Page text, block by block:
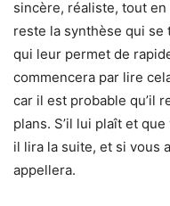
sincère, réaliste, tout
reste la synthèse qui
qui leur permet de
commencera par lire
car il est probable qu’il
plans. S’il lui plaît et
il lira la suite, et si vous
appellera.